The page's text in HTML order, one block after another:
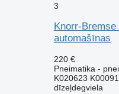
3
Knorr-
automašīnas
220 €
Pneimatika -
K020623
dīzeļdegviela